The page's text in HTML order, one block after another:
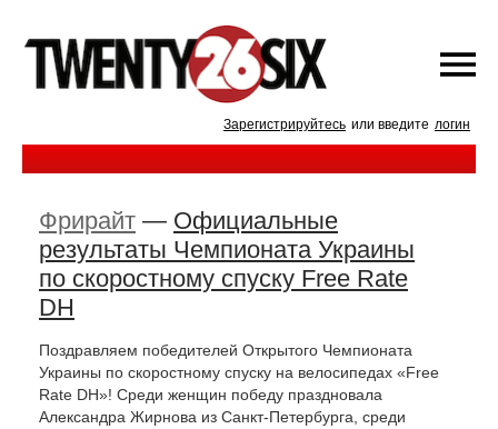
Зарегистрируйтесь или введите логин
Фрирайт — Официальные
результаты Чемпионата Украины
по скоростному спуску Free Rate
DH
Поздравляем победителей Открытого Чемпионата
Украины по скоростному спуску на велосипедах «Free
Rate DH»! Среди женщин победу праздновала
Александра Жирнова из Санкт-Петербурга, среди